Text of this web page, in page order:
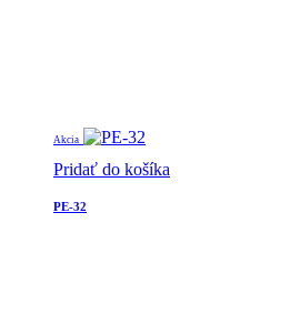
Akcia
Pridať do košíka
PE-32